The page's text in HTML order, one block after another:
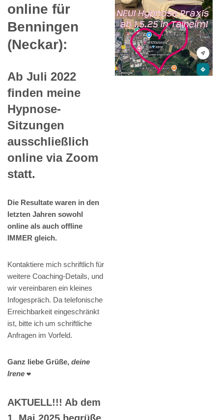
online für
Benningen
(Neckar):
Ab Juli 2022
finden meine
Hypnose-
Sitzungen
ausschließlich
online via Zoom
statt.
Die Resultate waren in den
letzten Jahren sowohl
online als auch offline
IMMER gleich.
Kontaktiere mich schriftlich für
weitere Coaching-Details, und
wir vereinbaren ein kleines
Infogespräch. Da telefonische
Erreichbarkeit eingeschränkt
ist, bitte ich um schriftliche
Anfragen im Vorfeld.
Ganz liebe Grüße, deine
Irene ❤️
AKTUELL!!! Ab dem